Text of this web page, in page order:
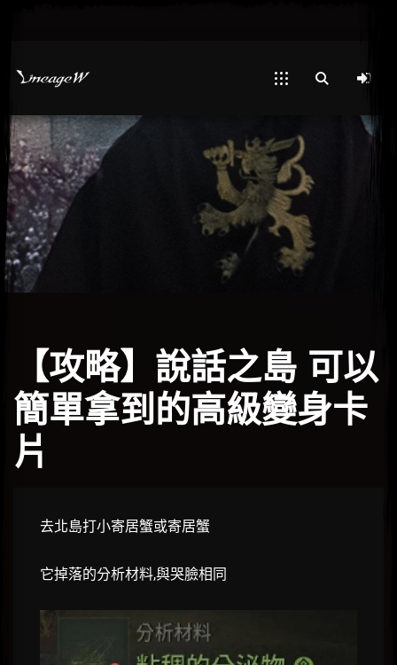
【攻略】說話之島 可以
簡單拿到的高級變身卡
片
去北島打小寄居蟹或寄居蟹
它掉落的分析材料,與哭臉相同